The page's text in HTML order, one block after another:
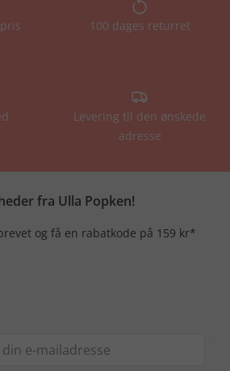
100 dages returret
Levering til den ønskede
adresse
fra Ulla Popken!
og få en rabatkode på 159 kr*